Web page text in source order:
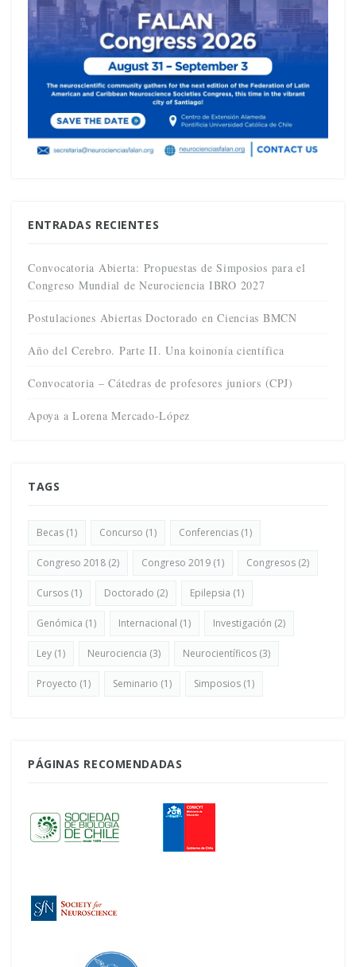
ENTRADAS RECIENTES
Convocatoria Abierta: Propuestas de Simposios para el
Congreso Mundial de Neurociencia IBRO 2027
Postulaciones Abiertas Doctorado en Ciencias BMCN
Año del Cerebro. Parte II. Una koinonía científica
Convocatoria – Cátedras de profesores juniors (CPJ)
Apoya a Lorena Mercado-López
TAGS
Becas (1) Concurso (1) Conferencias (1)
Congreso 2018 (2) Congreso 2019 (1) Congresos (2)
Cursos (1) Doctorado (2) Epilepsia (1)
Genómica (1) Internacional (1) Investigación (2)
Ley (1) Neurociencia (3) Neurocientíficos (3)
Proyecto (1) Seminario (1) Simposios (1)
PÁGINAS RECOMENDADAS